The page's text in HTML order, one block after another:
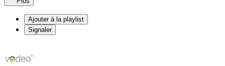
Ajouter à la playlist
Signaler